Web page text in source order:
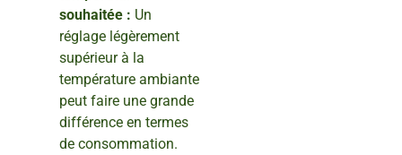
souhaitée : Un
réglage légèrement
supérieur à la
température ambiante
peut faire une grande
différence en termes
de consommation.